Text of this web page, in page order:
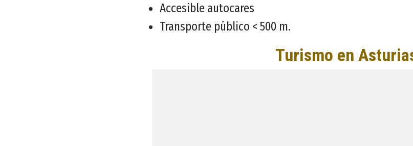
Accesible autocares
Transporte público < 500 m.